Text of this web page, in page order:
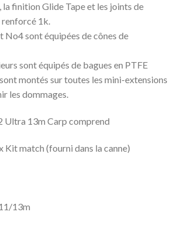
finition Glide Tape et les joints de
renforcé 1k.
No4 sont équipées de cônes de
sont équipés de bagues en PTFE
montés sur toutes les mini-extensions
les dommages.
13m Carp comprend
Kit match (fourni dans la canne)
13m